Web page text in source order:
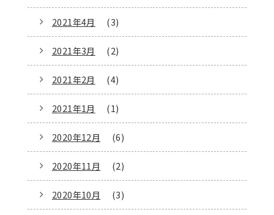
2021年4月 (3)
2021年3月 (2)
2021年2月 (4)
2021年1月 (1)
2020年12月 (6)
2020年11月 (2)
2020年10月 (3)